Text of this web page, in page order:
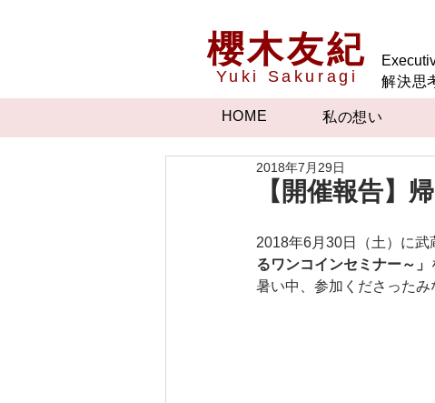
櫻木友紀
Yuki Sakuragi
解決思
HOME 私の想い
【開催報告】
2018年7月29日
2018年6月30日（土）に武
るワンコインセミナー～」
暑い中、参加くださった